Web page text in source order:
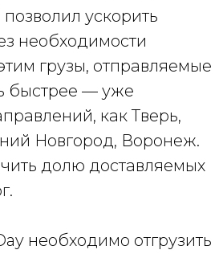
ускорить
необходимости
грузы, отправляемые
быстрее — уже
как Тверь,
Новгород, Воронеж.
долю доставляемых
необходимо отгрузить